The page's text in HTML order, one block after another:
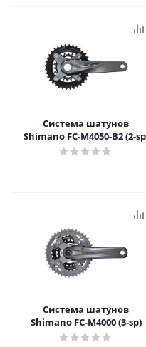
Система шатунов
Shimano FC-M4050-B2 (2-
Система шатунов
Shimano FC-M4000 (3-sp)